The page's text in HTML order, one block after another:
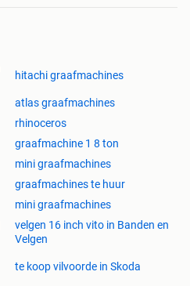
hitachi graafmachines
atlas graafmachines
rhinoceros
graafmachine 1 8 ton
mini graafmachines
graafmachines te huur
mini graafmachines
velgen 16 inch vito in Banden en
Velgen
te koop vilvoorde in Skoda